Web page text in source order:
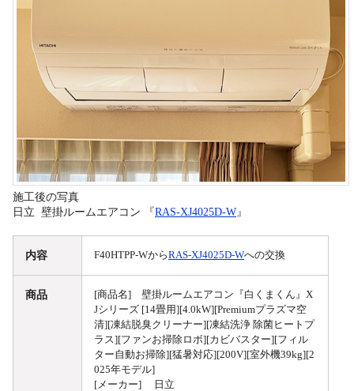
施工後の写真
日立 壁掛ルームエアコン 『RAS-XJ4025D-W 』
内容 F40HTPP-WからRAS-XJ4025D-Wへの交換
商品
[商品名] 壁掛ルームエアコン『白くまくん』X
Jシリーズ [14畳用][4.0kW][Premiumプラズマ空
清][凍結脱臭クリーナー][凍結洗浄 除菌ヒートプ
ラス][ファンお掃除ロボ][カビバスター][フィル
ター自動お掃除][猛暑対応][200V][室外機39kg][2
025年モデル]
[メーカー] 日立